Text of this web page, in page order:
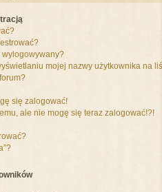
wylogowywany?
mojej nazwy użytkownika na
się zalogować!
ale nie mogę się teraz zalogować!?!